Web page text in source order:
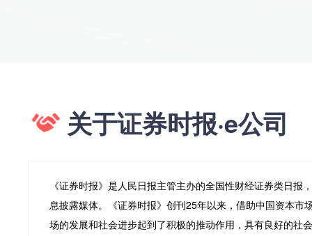
关于证券时报·e公司
《证券时报》是人民日报主管主办的全国性财经证券类日报
息披露媒体。《证券时报》创刊25年以来，借助中国资本市
场的发展和社会进步起到了积极的推动作用，具有良好的社